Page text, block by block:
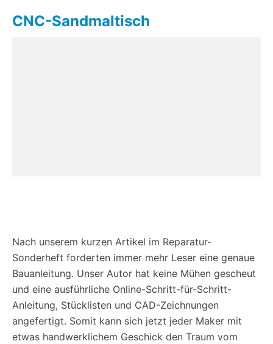
CNC-Sandmaltisch
Nach unserem kurzen Artikel im Reparatur-
Sonderheft forderten immer mehr Leser eine genaue
Bauanleitung. Unser Autor hat keine Mühen gescheut
und eine ausführliche Online-Schritt-für-Schritt-
Anleitung, Stücklisten und CAD-Zeichnungen
angefertigt. Somit kann sich jetzt jeder Maker mit
etwas handwerklichem Geschick den Traum vom